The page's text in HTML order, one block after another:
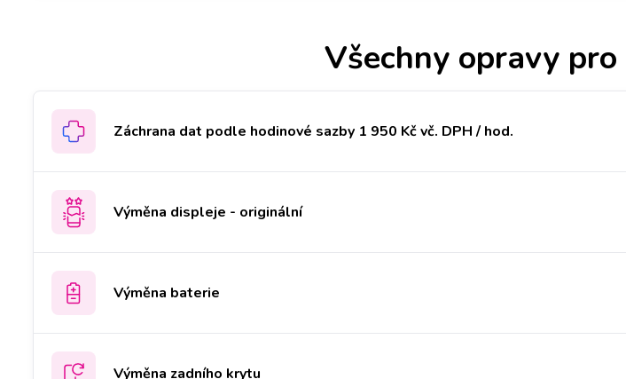
Všechny opravy pro
Záchrana dat podle hodinové sazby 1 950 Kč vč. DPH / hod.
Výměna displeje - originální
Výměna baterie
Výměna zadního krytu